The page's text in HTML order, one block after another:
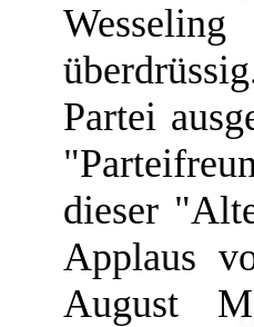
Partei
dieser
Applaus
August